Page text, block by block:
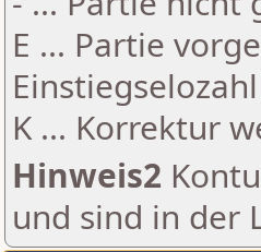
E ... Partie
K ... Korrektur
Hinweis2
und sind in der